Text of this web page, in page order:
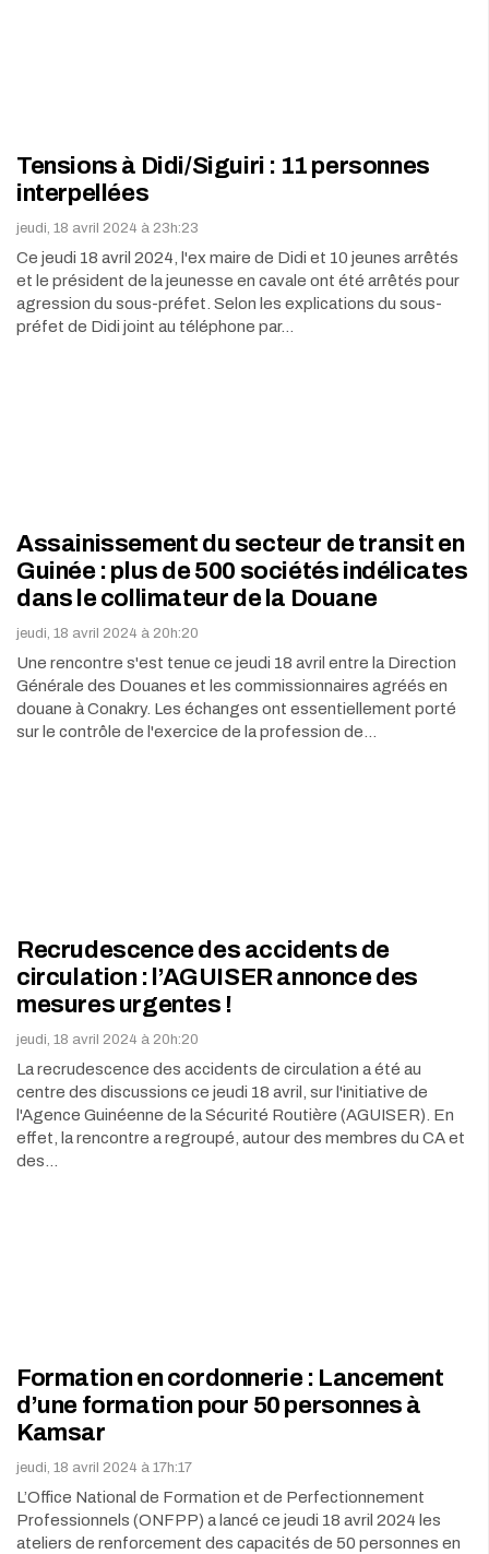
Tensions à Didi/Siguiri : 11 personnes
interpellées
jeudi, 18 avril 2024 à 23h:23
Ce jeudi 18 avril 2024, l'ex maire de Didi et 10 jeunes arrêtés
et le président de la jeunesse en cavale ont été arrêtés pour
agression du sous-préfet. Selon les explications du sous-
préfet de Didi joint au téléphone par…
Assainissement du secteur de transit en
Guinée : plus de 500 sociétés indélicates
dans le collimateur de la Douane
jeudi, 18 avril 2024 à 20h:20
Une rencontre s'est tenue ce jeudi 18 avril entre la Direction
Générale des Douanes et les commissionnaires agréés en
douane à Conakry. Les échanges ont essentiellement porté
sur le contrôle de l'exercice de la profession de…
Recrudescence des accidents de
circulation : l’AGUISER annonce des
mesures urgentes !
jeudi, 18 avril 2024 à 20h:20
La recrudescence des accidents de circulation a été au
centre des discussions ce jeudi 18 avril, sur l'initiative de
l'Agence Guinéenne de la Sécurité Routière (AGUISER). En
effet, la rencontre a regroupé, autour des membres du CA et
des…
Formation en cordonnerie : Lancement
d’une formation pour 50 personnes à
Kamsar
jeudi, 18 avril 2024 à 17h:17
L’Office National de Formation et de Perfectionnement
Professionnels (ONFPP) a lancé ce jeudi 18 avril 2024 les
ateliers de renforcement des capacités de 50 personnes en